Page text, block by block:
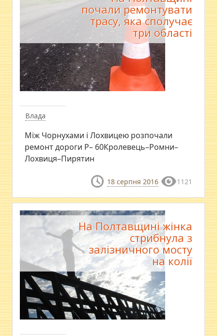
Влада
почали ремонтувати
трасу, яка сполучає
три області
Між Чорнухами і Лохвицею розпочали
ремонт дороги Р– 60Кролевець–Ромни–
Лохвиця–Пирятин
18 серпня 2016 1121
На Полтавщині жінка
стрибнула з
залізничного мосту
на колії